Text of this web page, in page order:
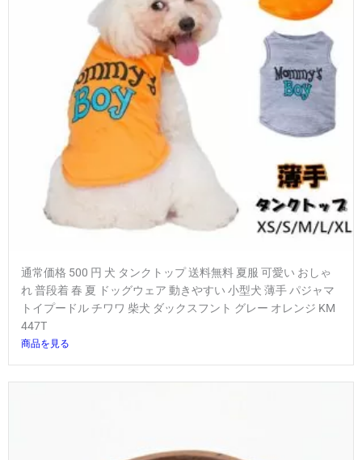
通常価格 500 円 犬 タンクトップ 送料無料 夏服 可愛い おしゃ
れ 普段着 春 夏 ドッグウェア 動きやすい 小型犬 薄手 パジャマ
トイプードル チワワ 柴犬 ダックスフント グレー オレンジ KM
447T
商品を見る